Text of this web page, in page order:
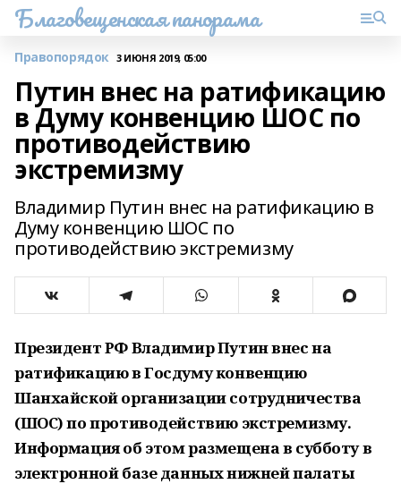
Благовещенская панорама
Правопорядок 3 ИЮНЯ 2019, 05:00
Путин внес на ратификацию
в Думу конвенцию ШОС по
противодействию
экстремизму
Владимир Путин внес на ратификацию в
Думу конвенцию ШОС по
противодействию экстремизму
Президент РФ Владимир Путин внес на
ратификацию в Госдуму конвенцию
Шанхайской организации сотрудничества
(ШОС) по противодействию экстремизму.
Информация об этом размещена в субботу в
электронной базе данных нижней палаты